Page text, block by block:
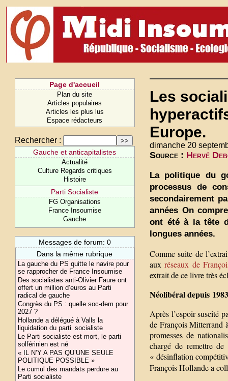
Page d'accueil
Plan du site
Articles populaires
Articles les plus lus
Espace rédacteurs
Rechercher :
Gauche et anticapitalistes
Actualité
Culture Regards critiques
Histoire
Parti Socialiste
FG Organisations
France Insoumise
Gauche
Messages de forum: 0
Dans la même rubrique
La gauche du PS quitte le navire pour
se rapprocher de France Insoumise
Des socialistes anti-Olivier Faure ont
offert un million d’euros au Parti
radical de gauche
Congrès du PS : quelle soc-dem pour
2027 ?
Hollande a délégué à Valls la
liquidation du parti socialiste
Le Parti socialiste est mort, le parti
solférinien est né
« IL N’Y A PAS QU’UNE SEULE
POLITIQUE POSSIBLE »
Le cumul des mandats perdure au
Parti socialiste
Les
Europe.
dimanche 20
Source : Hervé
La politique du
processus de
secondairement
années On
ont été à la tête
longues années.
Comme suite de
auxréseaux de
extrait de ce livre très
Néolibéral depuis 1983
Après l’espoir suscité
de François Mitterrand
promesses de
chargé de remettre
« désinflation
François Hollande a